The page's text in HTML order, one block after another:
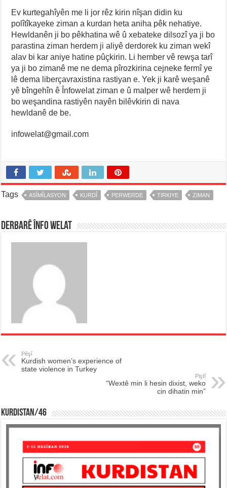
Ev kurtegahîyên me li jor rêz kirin nîşan didin ku
polîtîkayeke ziman a kurdan heta aniha pêk nehatiye.
Hewldanên ji bo pêkhatina wê û xebateke dilsozî ya ji bo
parastina ziman herdem ji aliyê derdorek ku ziman wekî
alav bi kar aniye hatine pûçkirin. Li hember vê rewşa tarî
ya ji bo zimanê me ne dema pîrozkirina cejneke fermî ye
lê dema liberçavraxistina rastiyan e. Yek ji karê weşanê
yê bîngehîn ê Înfowelat ziman e û malper wê herdem ji
bo weşandina rastiyên nayên bilêvkirin di nava
hewldanê de be.
infowelat@gmail.com
Tags ASÎMÎLASYON KURDÎ PERWERDE TIRKIYE ZIMAN
Derbarê înfo welat
Pêşî
Kurdish women’s experience of
state violence in Turkey
Piştî
“Wextê min li hesin dixist, weko
cin dihatin min”
KURDISTAN/46